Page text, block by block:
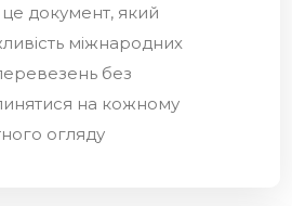
документ, який
міжнародних
без
на кожному
огляду